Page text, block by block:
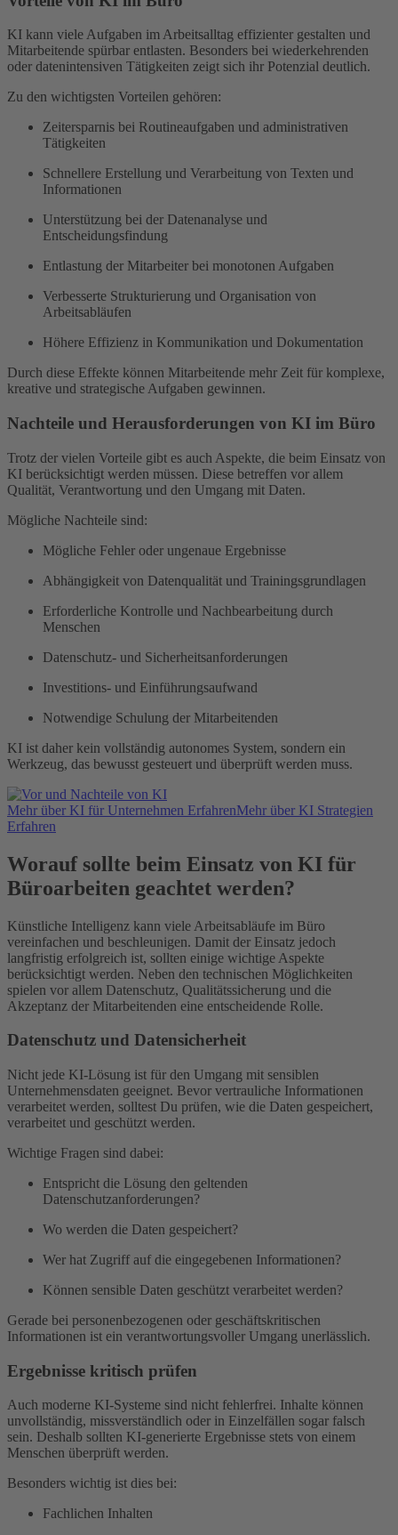
KI kann viele Aufgaben im Arbeitsalltag effizienter gestalten und
Mitarbeitende spürbar entlasten. Besonders bei wiederkehrenden
oder datenintensiven Tätigkeiten zeigt sich ihr Potenzial deutlich.
Zu den wichtigsten Vorteilen gehören:
Zeitersparnis bei Routineaufgaben und administrativen
Tätigkeiten
Schnellere Erstellung und Verarbeitung von Texten und
Informationen
Unterstützung bei der Datenanalyse und
Entscheidungsfindung
Entlastung der Mitarbeiter bei monotonen Aufgaben
Verbesserte Strukturierung und Organisation von
Arbeitsabläufen
Höhere Effizienz in Kommunikation und Dokumentation
Durch diese Effekte können Mitarbeitende mehr Zeit für komplexe,
kreative und strategische Aufgaben gewinnen.
Nachteile und Herausforderungen von KI im Büro
Trotz der vielen Vorteile gibt es auch Aspekte, die beim Einsatz von
KI berücksichtigt werden müssen. Diese betreffen vor allem
Qualität, Verantwortung und den Umgang mit Daten.
Mögliche Nachteile sind:
Mögliche Fehler oder ungenaue Ergebnisse
Abhängigkeit von Datenqualität und Trainingsgrundlagen
Erforderliche Kontrolle und Nachbearbeitung durch
Menschen
Datenschutz- und Sicherheitsanforderungen
Investitions- und Einführungsaufwand
Notwendige Schulung der Mitarbeitenden
KI ist daher kein vollständig autonomes System, sondern ein
Werkzeug, das bewusst gesteuert und überprüft werden muss.
Mehr über KI für Unternehmen ErfahrenMehr über KI Strategien
Erfahren
Worauf sollte beim Einsatz von KI für
Büroarbeiten geachtet werden?
Künstliche Intelligenz kann viele Arbeitsabläufe im Büro
vereinfachen und beschleunigen. Damit der Einsatz jedoch
langfristig erfolgreich ist, sollten einige wichtige Aspekte
berücksichtigt werden. Neben den technischen Möglichkeiten
spielen vor allem Datenschutz, Qualitätssicherung und die
Akzeptanz der Mitarbeitenden eine entscheidende Rolle.
Datenschutz und Datensicherheit
Nicht jede KI-Lösung ist für den Umgang mit sensiblen
Unternehmensdaten geeignet. Bevor vertrauliche Informationen
verarbeitet werden, solltest Du prüfen, wie die Daten gespeichert,
verarbeitet und geschützt werden.
Wichtige Fragen sind dabei:
Entspricht die Lösung den geltenden
Datenschutzanforderungen?
Wo werden die Daten gespeichert?
Wer hat Zugriff auf die eingegebenen Informationen?
Können sensible Daten geschützt verarbeitet werden?
Gerade bei personenbezogenen oder geschäftskritischen
Informationen ist ein verantwortungsvoller Umgang unerlässlich.
Ergebnisse kritisch prüfen
Auch moderne KI-Systeme sind nicht fehlerfrei. Inhalte können
unvollständig, missverständlich oder in Einzelfällen sogar falsch
sein. Deshalb sollten KI-generierte Ergebnisse stets von einem
Menschen überprüft werden.
Besonders wichtig ist dies bei:
Fachlichen Inhalten